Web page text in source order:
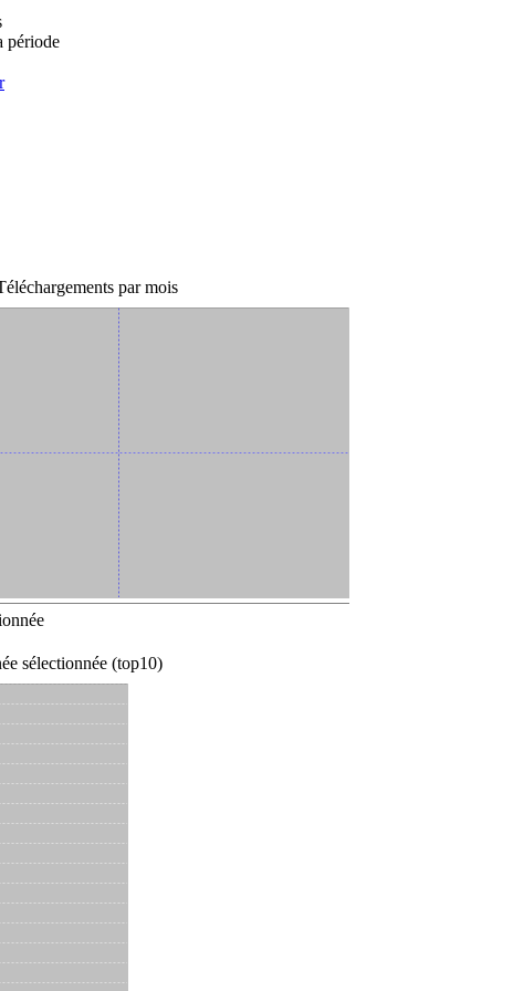
période
par mois
sélectionnée (top10)